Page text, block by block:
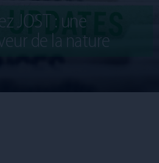
JOST : une
de la nature